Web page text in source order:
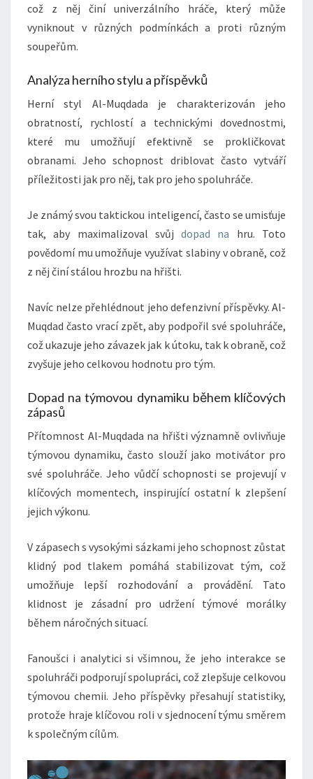
což z něj činí univerzálního hráče, který může
vyniknout v různých podmínkách a proti různým
soupeřům.
Analýza herního stylu a příspěvků
Herní styl Al-Muqdada je charakterizován jeho
obratností, rychlostí a technickými dovednostmi,
které mu umožňují efektivně se prokličkovat
obranami. Jeho schopnost driblovat často vytváří
příležitosti jak pro něj, tak pro jeho spoluhráče.
Je známý svou taktickou inteligencí, často se umisťuje
tak, aby maximalizoval svůjdopad na hru. Toto
povědomí mu umožňuje využívat slabiny v obraně, což
z něj činí stálou hrozbu na hřišti.
Navíc nelze přehlédnout jeho defenzivní příspěvky. Al-
Muqdad často vrací zpět, aby podpořil své spoluhráče,
což ukazuje jeho závazek jak k útoku, tak k obraně, což
zvyšuje jeho celkovou hodnotu pro tým.
Dopad na týmovou dynamiku během klíčových
zápasů
Přítomnost Al-Muqdada na hřišti významně ovlivňuje
týmovou dynamiku, často slouží jako motivátor pro
své spoluhráče. Jeho vůdčí schopnosti se projevují v
klíčových momentech, inspirující ostatní k zlepšení
jejich výkonu.
V zápasech s vysokými sázkami jeho schopnost zůstat
klidný pod tlakem pomáhá stabilizovat tým, což
umožňuje lepší rozhodování a provádění. Tato
klidnost je zásadní pro udržení týmové morálky
během náročných situací.
Fanoušci i analytici si všimnou, že jeho interakce se
spoluhráči podporují spolupráci, což zlepšuje celkovou
týmovou chemii. Jeho příspěvky přesahují statistiky,
protože hraje klíčovou roli v sjednocení týmu směrem
k společným cílům.